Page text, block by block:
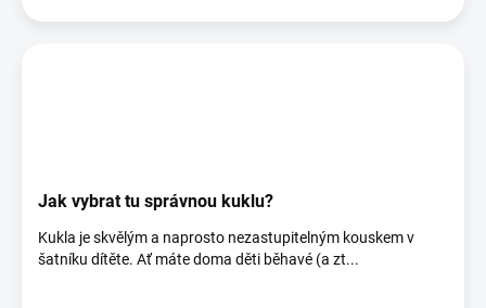
Jak vybrat tu správnou kuklu?
Kukla je skvělým a naprosto nezastupitelným kouskem v
šatníku dítěte. Ať máte doma děti běhavé (a zt...